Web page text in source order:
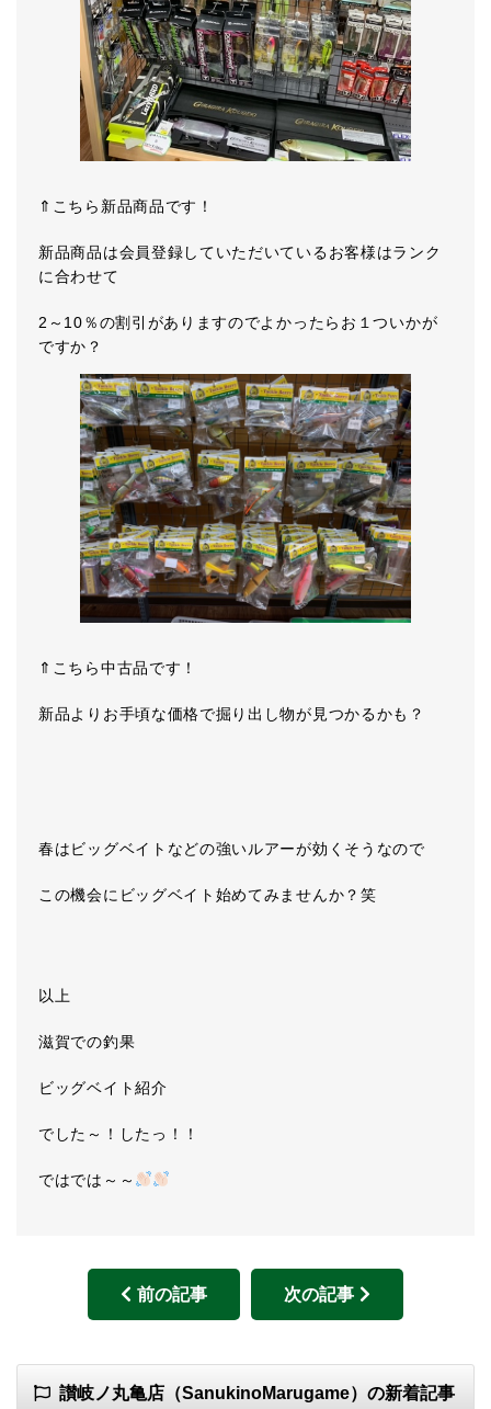
⇑こちら新品商品です！
新品商品は会員登録していただいているお客様はランク
に合わせて
2～10％の割引がありますのでよかったらお１ついかが
ですか？
⇑こちら中古品です！
新品よりお手頃な価格で掘り出し物が見つかるかも？
春はビッグベイトなどの強いルアーが効くそうなので
この機会にビッグベイト始めてみませんか？笑
以上
滋賀での釣果
ビッグベイト紹介
でした～！したっ！！
ではでは～～
前の記事 次の記事
讃岐ノ丸亀店（SanukinoMarugame）の新着記事